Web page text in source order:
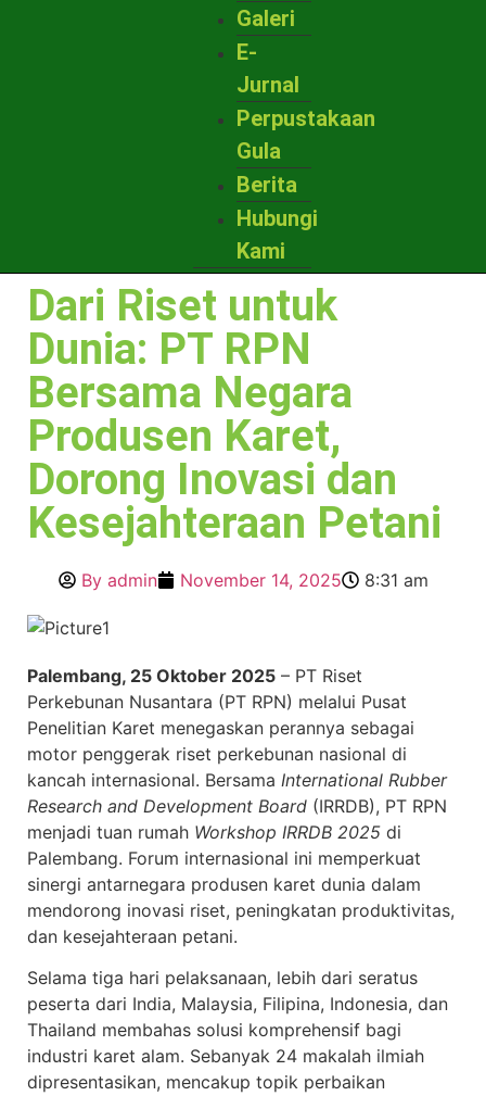
Galeri
E-
Jurnal
Perpustakaan
Gula
Berita
Hubungi
Kami
Dari Riset untuk
Dunia: PT RPN
Bersama Negara
Produsen Karet,
Dorong Inovasi dan
Kesejahteraan Petani
Byadmin November 14, 2025 8:31 am
Palembang, 25 Oktober 2025 – PT Riset
Perkebunan Nusantara (PT RPN) melalui Pusat
Penelitian Karet menegaskan perannya sebagai
motor penggerak riset perkebunan nasional di
kancah internasional. Bersama International Rubber
Research and Development Board (IRRDB), PT RPN
menjadi tuan rumah Workshop IRRDB 2025 di
Palembang. Forum internasional ini memperkuat
sinergi antarnegara produsen karet dunia dalam
mendorong inovasi riset, peningkatan produktivitas,
dan kesejahteraan petani.
Selama tiga hari pelaksanaan, lebih dari seratus
peserta dari India, Malaysia, Filipina, Indonesia, dan
Thailand membahas solusi komprehensif bagi
industri karet alam. Sebanyak 24 makalah ilmiah
dipresentasikan, mencakup topik perbaikan